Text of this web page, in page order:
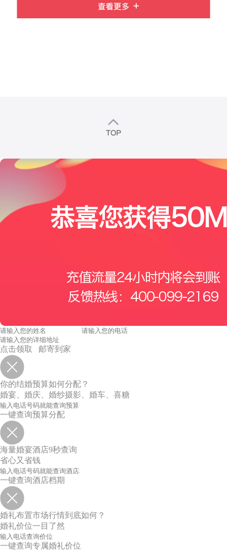
点击领取 邮寄到家
你的结婚预算如何分配？
婚宴、婚庆、婚纱摄影、婚车、喜糖
一键查询预算分配
海量婚宴酒店9秒查询
省心又省钱
一键查询酒店档期
婚礼布置市场行情到底如何？
婚礼价位一目了然
一键查询专属婚礼价位